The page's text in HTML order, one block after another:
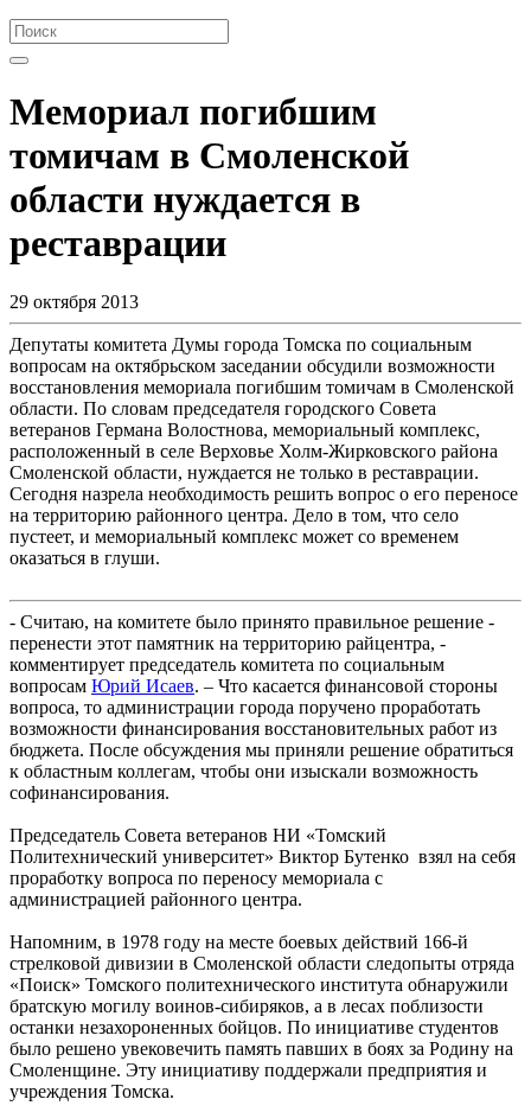
Мемориал погибшим
томичам в Смоленской
области нуждается в
реставрации
29 октября 2013
Депутаты комитета Думы города Томска по социальным
вопросам на октябрьском заседании обсудили возможности
восстановления мемориала погибшим томичам в Смоленской
области. По словам председателя городского Совета
ветеранов Германа Волостнова, мемориальный комплекс,
расположенный в селе Верховье Холм-Жирковского района
Смоленской области, нуждается не только в реставрации.
Сегодня назрела необходимость решить вопрос о его переносе
на территорию районного центра. Дело в том, что село
пустеет, и мемориальный комплекс может со временем
оказаться в глуши.
- Считаю, на комитете было принято правильное решение -
перенести этот памятник на территорию райцентра, -
комментирует председатель комитета по социальным
вопросам Юрий Исаев. – Что касается финансовой стороны
вопроса, то администрации города поручено проработать
возможности финансирования восстановительных работ из
бюджета. После обсуждения мы приняли решение обратиться
к областным коллегам, чтобы они изыскали возможность
софинансирования.
Председатель Совета ветеранов НИ «Томский
Политехнический университет» Виктор Бутенко взял на себя
проработку вопроса по переносу мемориала с
администрацией районного центра.
Напомним, в 1978 году на месте боевых действий 166-й
стрелковой дивизии в Смоленской области следопыты отряда
«Поиск» Томского политехнического института обнаружили
братскую могилу воинов-сибиряков, а в лесах поблизости
останки незахороненных бойцов. По инициативе студентов
было решено увековечить память павших в боях за Родину на
Смоленщине. Эту инициативу поддержали предприятия и
учреждения Томска.